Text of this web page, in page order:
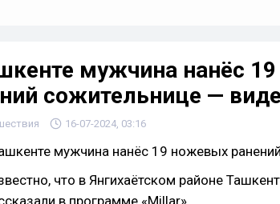
мужчина нанёс
сожительнице —
16-07-2024, 03:16
что в Янгихаётском районе